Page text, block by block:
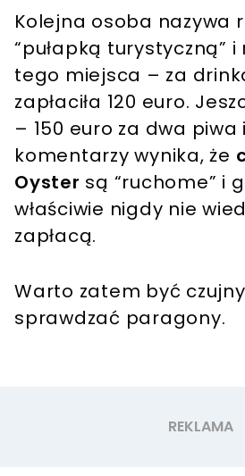
Kolejna osoba nazywa
“pułapką turystyczną”
tego miejsca – za
zapłaciła 120 euro.
– 150 euro za dwa piwa
komentarzy wynika, że
Oyster są “ruchome” i
właściwie nigdy nie
zapłacą.
Warto zatem być
sprawdzać paragony.